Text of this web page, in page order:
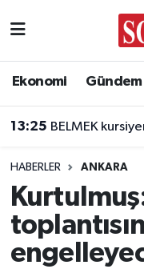
Ekonomi Gündem
13:25 BELMEK
HABERLER ANKARA
Asayiş
Biyografi
Çevre
Diğer
Ankara
Ankara Trafik
Süper Lig Puan
Tüm Manşetler